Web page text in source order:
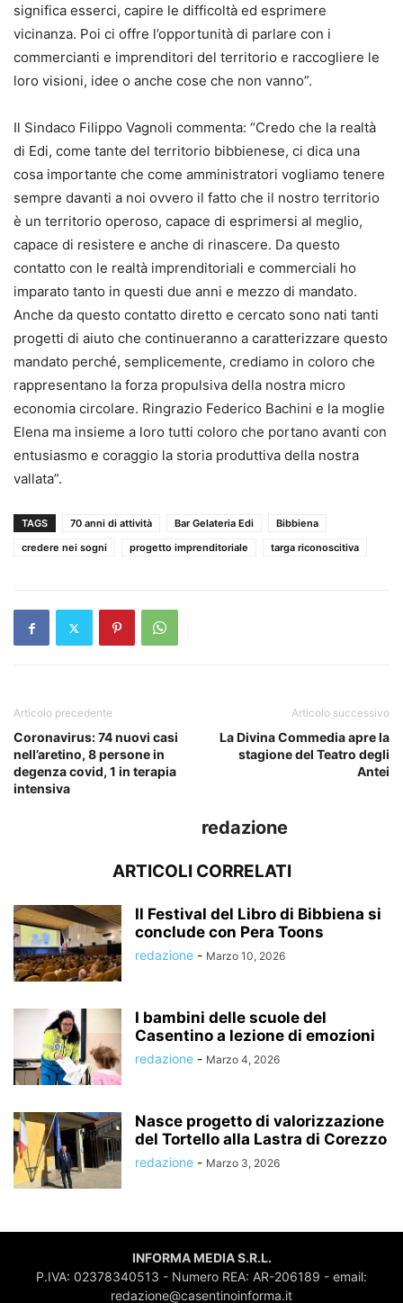
significa esserci, capire le difficoltà ed esprimere
vicinanza. Poi ci offre l’opportunità di parlare con i
commercianti e imprenditori del territorio e raccogliere le
loro visioni, idee o anche cose che non vanno”.
Il Sindaco Filippo Vagnoli commenta: “Credo che la realtà
di Edi, come tante del territorio bibbienese, ci dica una
cosa importante che come amministratori vogliamo tenere
sempre davanti a noi ovvero il fatto che il nostro territorio
è un territorio operoso, capace di esprimersi al meglio,
capace di resistere e anche di rinascere. Da questo
contatto con le realtà imprenditoriali e commerciali ho
imparato tanto in questi due anni e mezzo di mandato.
Anche da questo contatto diretto e cercato sono nati tanti
progetti di aiuto che continueranno a caratterizzare questo
mandato perché, semplicemente, crediamo in coloro che
rappresentano la forza propulsiva della nostra micro
economia circolare. Ringrazio Federico Bachini e la moglie
Elena ma insieme a loro tutti coloro che portano avanti con
entusiasmo e coraggio la storia produttiva della nostra
vallata”.
TAGS 70 anni di attività Bar Gelateria Edi
Bibbiena
credere nei sogni
progetto imprenditoriale targa riconoscitiva
Articolo precedente
Coronavirus: 74 nuovi casi
nell’aretino, 8 persone in
degenza covid, 1 in terapia
intensiva
Articolo successivo
La Divina Commedia apre la
stagione del Teatro degli
Antei
redazione
ARTICOLI CORRELATI
Il Festival del Libro di Bibbiena si
conclude con Pera Toons
redazione - Marzo 10, 2026
I bambini delle scuole del
Casentino a lezione di emozioni
redazione - Marzo 4, 2026
Nasce progetto di valorizzazione
del Tortello alla Lastra di Corezzo
redazione - Marzo 3, 2026
INFORMA MEDIA S.R.L.
P.IVA: 02378340513 - Numero REA: AR-206189 - email:
redazione@casentinoinforma.it